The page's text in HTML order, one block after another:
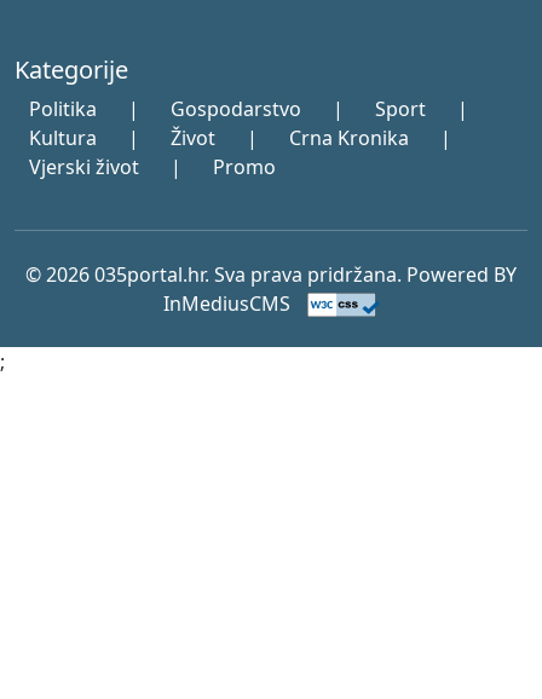
Kategorije
Politika | Gospodarstvo | Sport
|
Kultura
| Život | Crna Kronika
|
Vjerski život
| Promo
© 2026 035portal.hr. Sva prava pridržana. Powered BY
InMediusCMS
;